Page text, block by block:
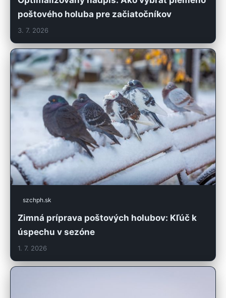
poštového holuba pre začiatočníkov
3. 7. 2026
szchph.sk
Zimná príprava poštových holubov: Kľúč k
úspechu v sezóne
1. 7. 2026